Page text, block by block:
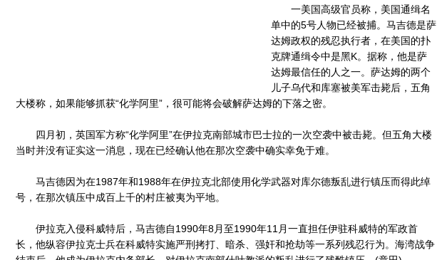
一美国高级官员称，美国通缉名
单中的5号人物已经被捕。马吉德是萨
达姆政权的残忍执行者，在美国的扑
克牌通缉令中是黑K。据称，他是萨
达姆最信任的人之一。萨达姆的两个
儿子乌代和库塞被美军击毙后，五角
大楼称，如果能够抓获“化学阿里”，很可能将会破解萨达姆的下落之密。
四月初，英国军方称“化学阿里”在伊拉克南部城市巴士拉的一次空袭中被击毙。但五角大楼
当时并没有证实这一消息，现在已经确认他在那次空袭中确实幸免于难。
马吉德因为在1987年和1988年在伊拉克北部使用化学武器对库尔德叛乱进行镇压而得此绰
号，在那次镇压中成百上千的村庄被夷为平地。
伊拉克入侵科威特后，马吉德自1990年8月至1990年11月一直担任伊驻科威特的军政首
长，他纵容伊拉克士兵在科威特实施严刑拷打、暗杀、强奸和抢劫等一系列残忍行为。海湾战争